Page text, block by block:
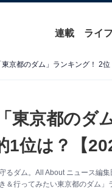
連載 ライフ
京都のダム」ランキング！ 2
東京都のダ
1位は？【
るダム。All About ニュース編
行ってみたい東京都のダム」